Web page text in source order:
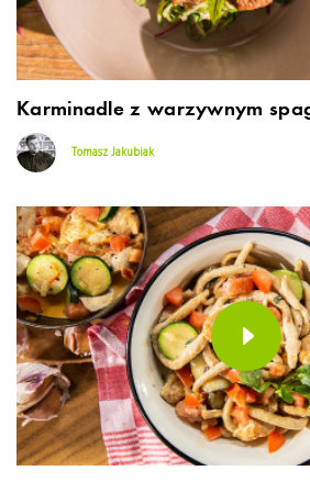
Karminadle z warzywnym
Tomasz Jakubiak